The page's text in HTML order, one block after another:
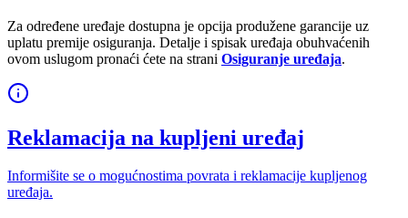
Za određene uređaje dostupna je opcija produžene garancije uz
uplatu premije osiguranja. Detalje i spisak uređaja obuhvaćenih
ovom uslugom pronaći ćete na strani Osiguranje uređaja.
Reklamacija na kupljeni uređaj
Informišite se o mogućnostima povrata i reklamacije kupljenog
uređaja.